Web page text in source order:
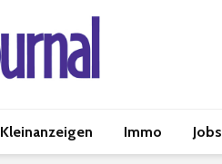
Kleinanzeigen Immo Jobs